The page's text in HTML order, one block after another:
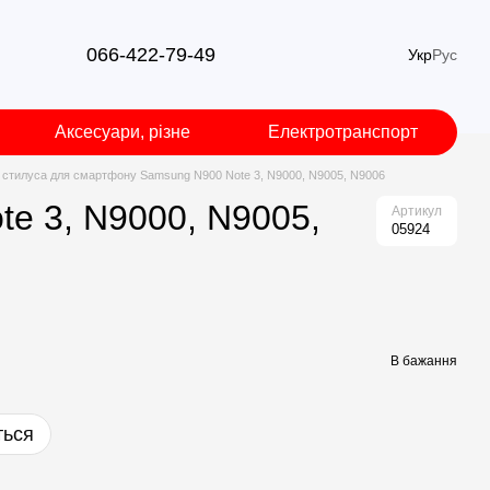
066-422-79-49 УкрРус
Аксесуари, різне Електротранспорт
стилуса для смартфону Samsung N900 Note 3, N9000, N9005, N9006
3, N9000, N9005,
Артикул
05924
В бажання